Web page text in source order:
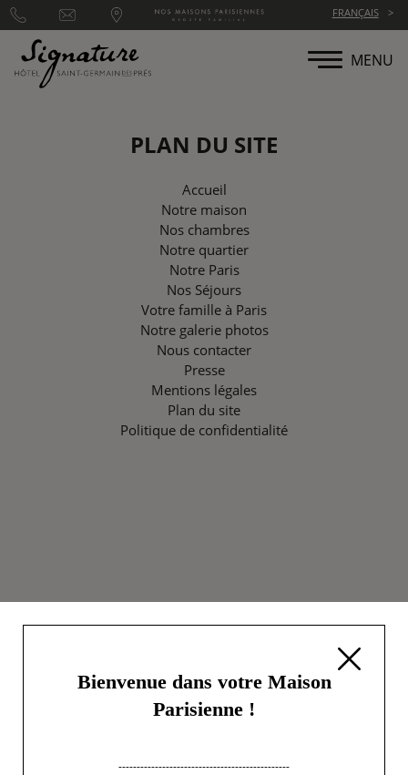
FRANÇAIS
MENU
PLAN DU SITE
Accueil
Notre maison
Nos chambres
Notre quartier
Notre Paris
Nos Séjours
Votre famille à Paris
Notre galerie photos
Nous contacter
Presse
Mentions légales
Plan du site
Politique de confidentialité
Bienvenue dans votre Maison
Parisienne !
-----------------------------------------------
Panneau de gestion des cookies